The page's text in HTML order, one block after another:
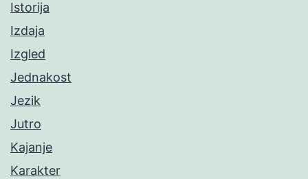
Istorija
Izdaja
Izgled
Jednakost
Jezik
Jutro
Kajanje
Karakter